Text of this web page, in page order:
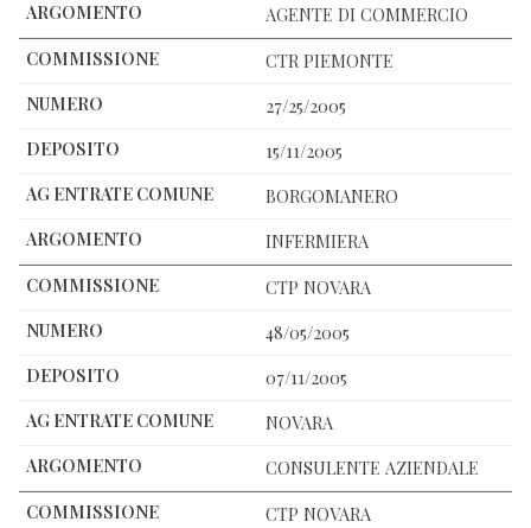
AGENTE DI COMMERCIO
CTR PIEMONTE
27/25/2005
15/11/2005
BORGOMANERO
INFERMIERA
CTP NOVARA
48/05/2005
07/11/2005
NOVARA
CONSULENTE AZIENDALE
CTP NOVARA